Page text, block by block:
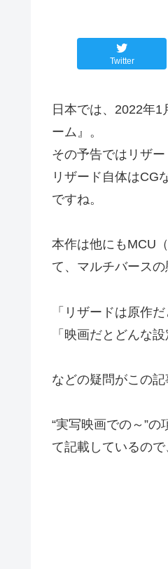
Twitter
日本では、2022年
ーム』。
その予告ではリザ
リザード自体はCG
ですね。
本作は他にもMCU
て、マルチバースの
「リザードは原作
「映画だとどんな
などの疑問がこの記
“実写映画での～”
て記載しているので